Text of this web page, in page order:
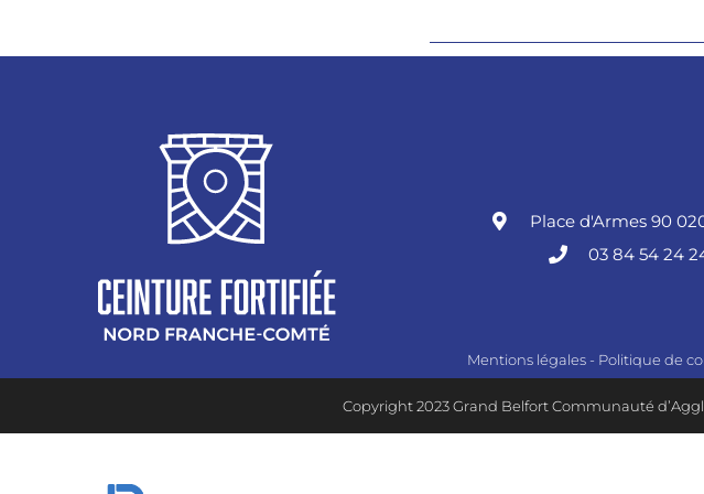
Place d'Armes 90
03 84 54 24
Mentions légales - Politique de
Copyright 2023 Grand Belfort Communauté